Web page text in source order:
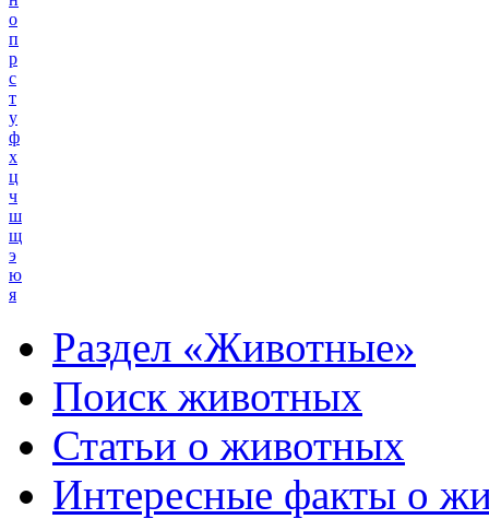
о
п
р
с
т
у
ф
х
ц
ч
ш
щ
э
ю
я
Раздел «Животные»
Поиск животных
Статьи о животных
Интересные факты о